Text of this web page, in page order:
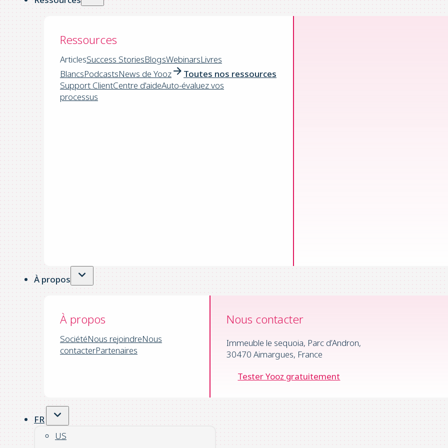
Ressources
ArticlesSuccess StoriesBlogsWebinarsLivres
BlancsPodcastsNews de Yooz
Toutes nos ressources
Support ClientCentre d'aideAuto-évaluez vos
processus
À propos
À propos
SociétéNous rejoindreNous
contacterPartenaires
Nous contacter
Immeuble le sequoia, Parc d’Andron,
30470 Aimargues, France
Tester Yooz gratuitement
FR
US